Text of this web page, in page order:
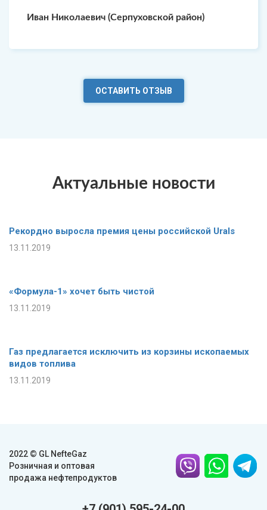
Иван Николаевич (Серпуховской район)
ОСТАВИТЬ ОТЗЫВ
Актуальные новости
Рекордно выросла премия цены российской Urals
13.11.2019
«Формула-1» хочет быть чистой
13.11.2019
Газ предлагается исключить из корзины ископаемых
видов топлива
13.11.2019
2022 © GL NefteGaz
Розничная и оптовая
продажа нефтепродуктов